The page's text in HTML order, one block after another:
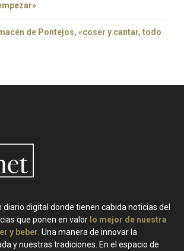
de Pontejos, «coser y cantar, todo
diario digital donde tienen cabida noticias del
que ponen en valor lo mejor de nuestra
y beber . Una manera de innovar la
y nuestras tradiciones. En el espacio de